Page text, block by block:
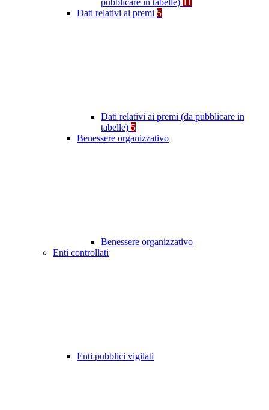
pubblicare in tabelle)
Dati relativi ai premi 5
Dati relativi ai premi (da pubblicare in
tabelle) 5
Benessere organizzativo
Benessere organizzativo
Enti controllati
Enti pubblici vigilati